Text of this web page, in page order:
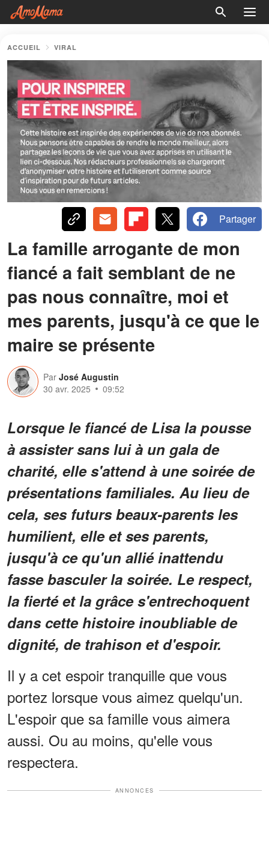
ACCUEIL VIRAL
Partager
La famille arrogante de mon
fiancé a fait semblant de ne
pas nous connaître, moi et
mes parents, jusqu'à ce que le
maire se présente
Par José Augustin
30 avr. 2025
09:52
Lorsque le fiancé de Lisa la pousse
à assister sans lui à un gala de
charité, elle s'attend à une soirée de
présentations familiales. Au lieu de
cela, ses futurs beaux-parents les
humilient, elle et ses parents,
jusqu'à ce qu'un allié inattendu
fasse basculer la soirée. Le respect,
la fierté et la grâce s'entrechoquent
dans cette histoire inoubliable de
dignité, de trahison et d'espoir.
Il y a cet espoir tranquille que vous
portez lorsque vous aimez quelqu'un.
L'espoir que sa famille vous aimera
aussi. Ou au moins, qu'elle vous
respectera.
ANNONCES